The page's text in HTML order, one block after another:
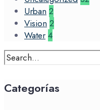
Urban 2
Vision 2
Water 4
Search
for:
Categorías